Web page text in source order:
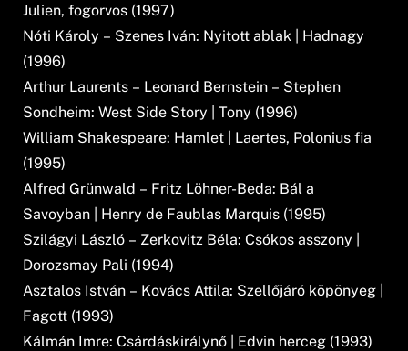
Julien, fogorvos (1997)
Nóti Károly – Szenes Iván: Nyitott ablak | Hadnagy
(1996)
Arthur Laurents – Leonard Bernstein – Stephen
Sondheim: West Side Story | Tony (1996)
William Shakespeare: Hamlet | Laertes, Polonius fia
(1995)
Alfred Grünwald – Fritz Löhner-Beda: Bál a
Savoyban | Henry de Faublas Marquis (1995)
Szilágyi László – Zerkovitz Béla: Csókos asszony |
Dorozsmay Pali (1994)
Asztalos István – Kovács Attila: Szellőjáró köpönyeg |
Fagott (1993)
Kálmán Imre: Csárdáskirálynő | Edvin herceg (1993)